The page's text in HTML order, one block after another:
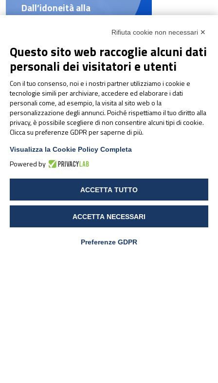
Dall’idoneità alla
performance: a Parma il
congresso sulla gestione
NEWS & EVENTI
Pharmanutra agli Stati
Generali della Nutrizione
Sportiva 2026
Rifiuta cookie non necessari ✕
Questo sito web raccoglie alcuni dati
personali dei visitatori e utenti
Con il tuo consenso, noi e i nostri partner utilizziamo i cookie e
tecnologie simili per archiviare, accedere ed elaborare i dati
personali come, ad esempio, la visita al sito web o la
personalizzazione degli annunci. Poiché rispettiamo il tuo diritto alla
privacy, è possibile scegliere di non consentire alcuni tipi di cookie.
Clicca su preferenze GDPR per saperne di più.
Visualizza la Cookie Policy Completa
Powered by
ACCETTA TUTTO
ACCETTA NECESSARI
Preferenze GDPR